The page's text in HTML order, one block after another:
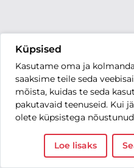
Küpsised
Kasutame oma ja
saaksime teile seda
mõista, kuidas te seda
pakutavaid teenuseid. Kui
olete küpsistega
Loe lisaks